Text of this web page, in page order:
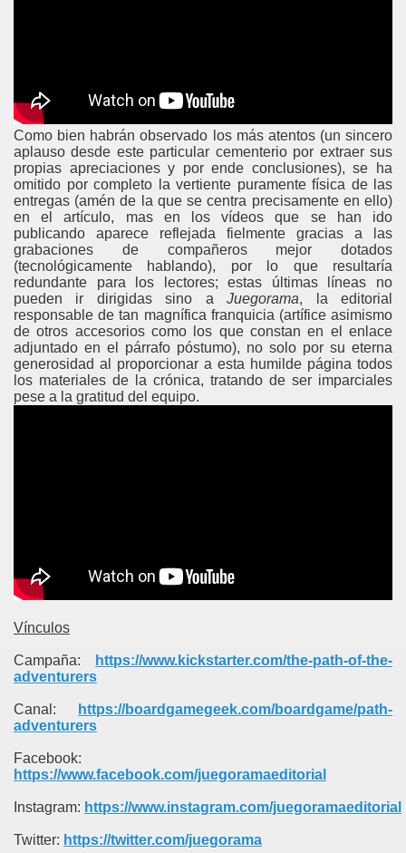
Como bien habrán observado los más atentos (un sincero
aplauso desde este particular cementerio por extraer sus
propias apreciaciones y por ende conclusiones), se ha
omitido por completo la vertiente puramente física de las
entregas (amén de la que se centra precisamente en ello)
en el artículo, mas en los vídeos que se han ido
publicando aparece reflejada fielmente gracias a las
grabaciones de compañeros mejor dotados
(tecnológicamente hablando), por lo que resultaría
redundante para los lectores; estas últimas líneas no
pueden ir dirigidas sino aJuegorama, la editorial
responsable de tan magnífica franquicia (artífice asimismo
de otros accesorios como los que constan en el enlace
adjuntado en el párrafo póstumo), no solo por su eterna
generosidad al proporcionar a esta humilde página todos
los materiales de la crónica, tratando de ser imparciales
pese a la gratitud del equipo.
Vínculos
Campaña:
https://www.kickstarter.com/the-path-of-the-
adventurers
Canal:
https://boardgamegeek.com/boardgame/path-
adventurers
Facebook:
https://www.facebook.com/juegoramaeditorial
Instagram: https://www.instagram.com/juegoramaeditorial
Twitter: https://twitter.com/juegorama